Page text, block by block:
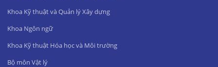
Khoa Kỹ thuật và Quản lý Xây dựng
Khoa Ngôn ngữ
Khoa Kỹ thuật Hóa học và Môi trường
Bộ môn Vật lý